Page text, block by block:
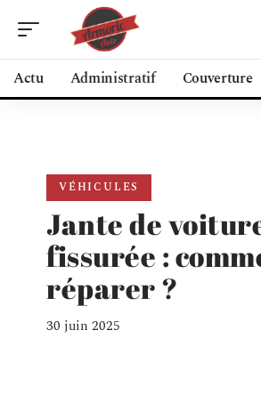
Actu Administratif Couverture
VÉHICULES
Jante de
fissurée :
réparer ?
30 juin 2025